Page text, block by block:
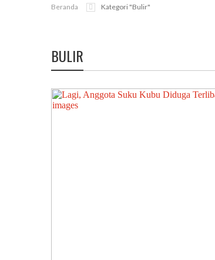
Beranda Kategori "bulir"
BULIR